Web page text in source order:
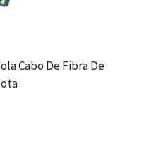
Cabo De Fibra De